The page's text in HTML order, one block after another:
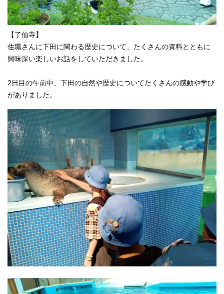
【了仙寺】
住職さんに下田に関わる歴史について、たくさんの資料とともに
興味深い楽しいお話をしていただきました。
2日目の午前中、下田の自然や歴史についてたくさんの感動や学び
がありました。